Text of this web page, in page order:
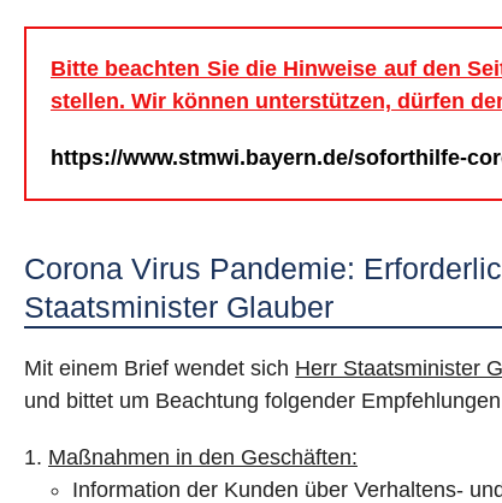
Bitte beachten Sie die Hinweise auf den
stellen. Wir können unterstützen, dürfen
https://www.stmwi.bayern.de/soforthilfe-
Corona Virus Pandemie:
Staatsminister Glauber
Mit einem Brief wendet sich Herr Staatsminister
und bittet um Beachtung folgender
Maßnahmen in den Geschäften:
Information der Kunden über Verhaltens-